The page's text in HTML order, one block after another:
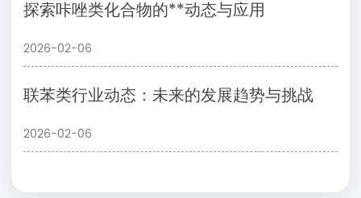
探索咔唑类化合物的**动态与应用
2026-02-06
联苯类行业动态：未来的发展趋势与挑战
2026-02-06